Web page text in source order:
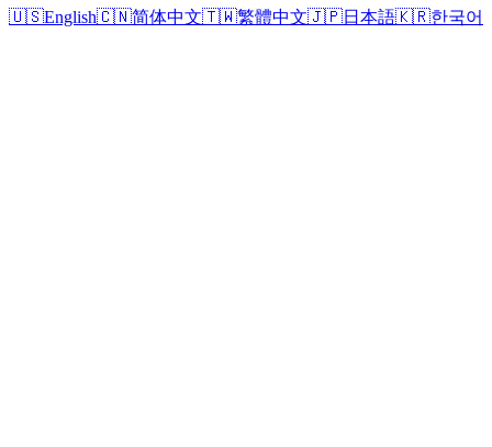
🇺🇸English🇨🇳简体中文🇹🇼繁體中文🇯🇵日本語🇰🇷한국어